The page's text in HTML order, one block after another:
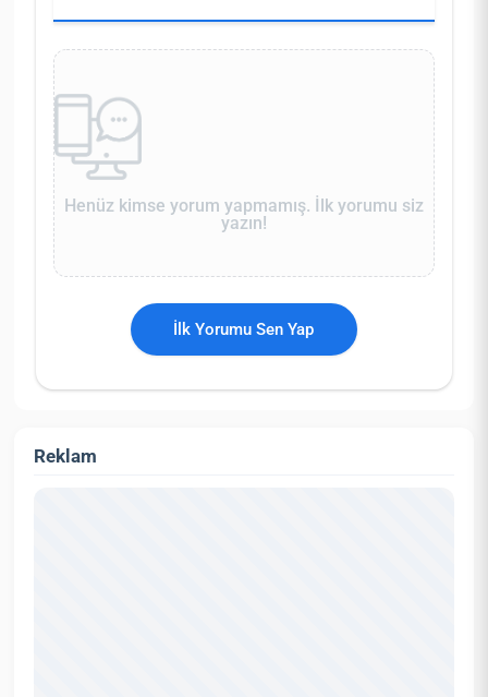
Henüz kimse yorum yapmamış. İlk yorumu siz
yazın!
İlk Yorumu Sen Yap
Reklam